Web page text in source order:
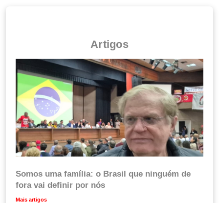
Artigos
Somos uma família: o Brasil que ninguém de
fora vai definir por nós
Mais artigos